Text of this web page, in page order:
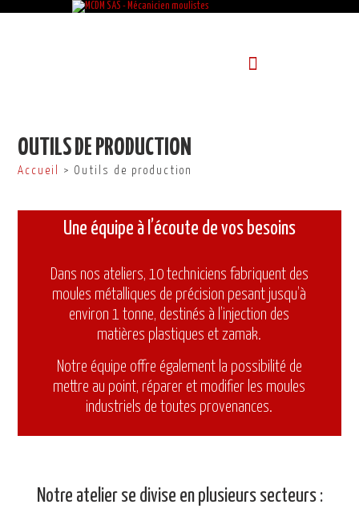
OUTILS DE PRODUCTION
Accueil > Outils de production
Une équipe à l’écoute de vos besoins
Dans nos ateliers, 10 techniciens fabriquent des
moules métalliques de précision pesant jusqu’à
environ 1 tonne, destinés à l’injection des
matières plastiques et zamak.
Notre équipe offre également la possibilité de
mettre au point, réparer et modifier les moules
industriels de toutes provenances.
Notre atelier se divise en plusieurs secteurs :